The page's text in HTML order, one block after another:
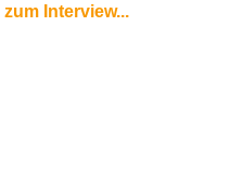
Interview...